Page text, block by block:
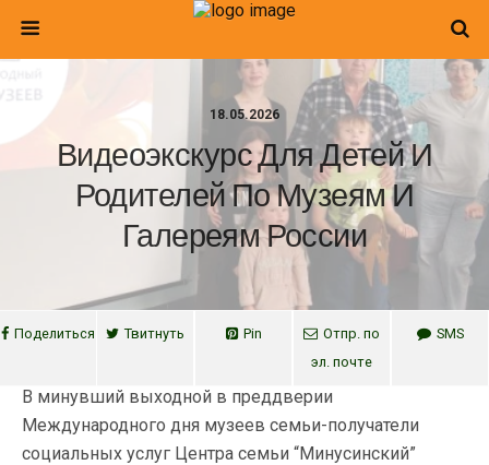
18.05.2026
Видеоэкскурс Для Детей И
Родителей По Музеям И
Галереям России
Поделиться Твитнуть Pin
Отпр. по
эл. почте
SMS
В минувший выходной в преддверии
Международного дня музеев семьи-получатели
социальных услуг Центра семьи “Минусинский”